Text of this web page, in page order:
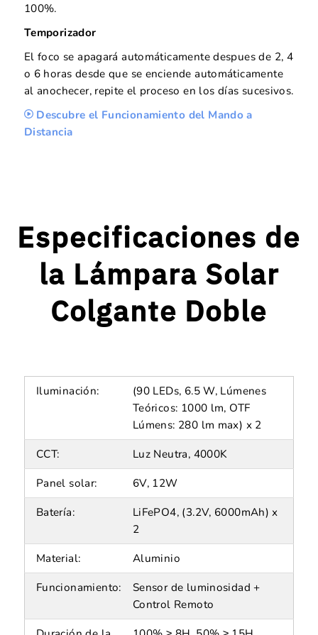
100%.
Temporizador
El foco se apagará automáticamente despues de 2, 4
o 6 horas desde que se enciende automáticamente
al anochecer, repite el proceso en los días sucesivos.
Descubre el Funcionamiento del Mando a
Distancia
Especificaciones de
la Lámpara Solar
Colgante Doble
Iluminación:
(90 LEDs, 6.5 W, Lúmenes
Teóricos: 1000 lm, OTF
Lúmens: 280 lm max) x 2
CCT: Luz Neutra, 4000K
Panel solar: 6V, 12W
Batería:
LiFePO4, (3.2V, 6000mAh) x
2
Material: Aluminio
Funcionamiento:
Sensor de luminosidad +
Control Remoto